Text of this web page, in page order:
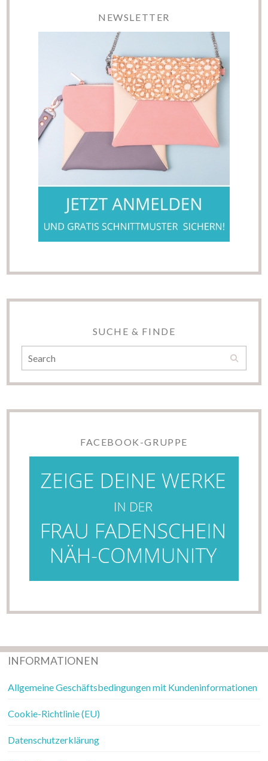
NEWSLETTER
SUCHE & FINDE
FACEBOOK-GRUPPE
INFORMATIONEN
Allgemeine Geschäftsbedingungen mit Kundeninformationen
Cookie-Richtlinie (EU)
Datenschutzerklärung